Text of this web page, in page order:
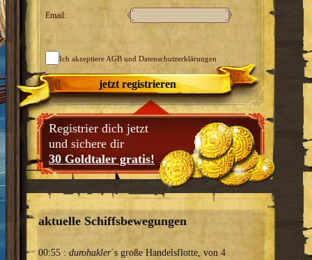
Email:
Ich akzeptiere AGB und Datenschutzerklärungen
jetzt registrieren
Registrier dich jetzt
und sichere dir
30 Goldtaler gratis!
aktuelle Schiffsbewegungen
00:55 : durohakler´s große Handelsflotte, von 4